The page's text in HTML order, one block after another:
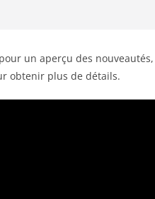
un aperçu des
obtenir plus de détails.